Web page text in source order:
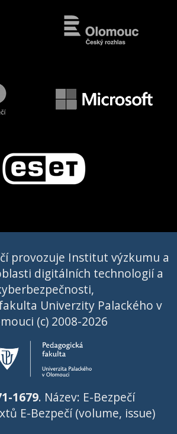
provozuje Institut výzkumu a
digitálních technologií a
Univerzity Palackého v
(c) 2008-2026
1679. Název: E-Bezpečí
E-Bezpečí (volume, issue)